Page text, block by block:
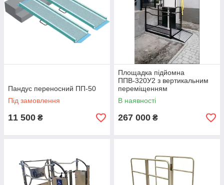
Пандус переносний ПП-50
Під замовлення
11 500 ₴
Площадка підйомна
ППВ-320У2 з вертикальним
переміщенням
В наявності
267 000 ₴